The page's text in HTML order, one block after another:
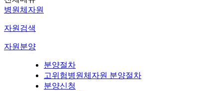
병원체자원
자원검색
자원분양
분양절차
고위험병원체자원 분양절차
분양신청